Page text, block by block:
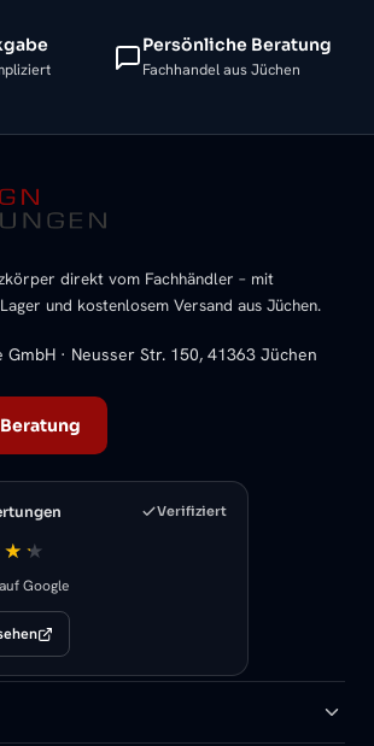
Persönliche Beratung
Fachhandel aus Jüchen
direkt vom Fachhändler – mit
und kostenlosem Versand aus Jüchen.
· Neusser Str. 150, 41363 Jüchen
Verifiziert
Google